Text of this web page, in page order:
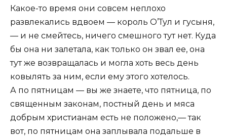
Какое-то время они совсем неплохо
развлекались вдвоем — король О’Тул и гусыня,
— и не смейтесь, ничего смешного тут нет. Куда
бы она ни залетала, как только он звал ее, она
тут же возвращалась и могла хоть весь день
ковылять за ним, если ему этого хотелось.
А по пятницам — вы же знаете, что пятница, по
священным законам, постный день и мяса
добрым христианам есть не положено,— так
вот, по пятницам она заплывала подальше в